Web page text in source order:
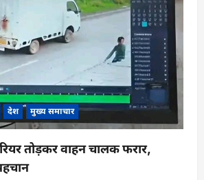
देश मुख्य समाचार
तोड़कर वाहन चालक फरार,